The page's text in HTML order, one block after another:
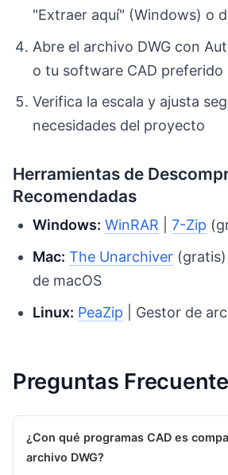
"Extraer aquí" (Windows) o
Abre el archivo DWG con
o tu software CAD preferido
Verifica la escala y ajusta
necesidades del proyecto
Herramientas de
Recomendadas
Windows: WinRAR |7-Zip
Mac: The Unarchiver
de macOS
Linux: PeaZip | Gestor de
Preguntas
¿Con qué programas CAD es
archivo DWG?